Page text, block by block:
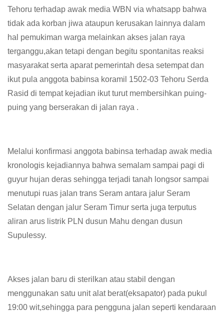
Tehoru terhadap awak media WBN via whatsapp bahwa
tidak ada korban jiwa ataupun kerusakan lainnya dalam
hal pemukiman warga melainkan akses jalan raya
terganggu,akan tetapi dengan begitu spontanitas reaksi
masyarakat serta aparat pemerintah desa setempat dan
ikut pula anggota babinsa koramil 1502-03 Tehoru Serda
Rasid di tempat kejadian ikut turut membersihkan puing-
puing yang berserakan di jalan raya .
Melalui konfirmasi anggota babinsa terhadap awak media
kronologis kejadiannya bahwa semalam sampai pagi di
guyur hujan deras sehingga terjadi tanah longsor sampai
menutupi ruas jalan trans Seram antara jalur Seram
Selatan dengan jalur Seram Timur serta juga terputus
aliran arus listrik PLN dusun Mahu dengan dusun
Supulessy.
Akses jalan baru di sterilkan atau stabil dengan
menggunakan satu unit alat berat(eksapator) pada pukul
19:00 wit,sehingga para pengguna jalan seperti kendaraan